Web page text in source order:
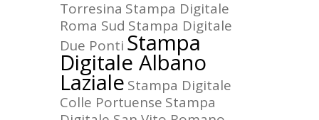
Torresina Stampa Digitale
Roma Sud Stampa Digitale
Due Ponti Stampa
Digitale Albano
Laziale Stampa Digitale
Colle Portuense Stampa